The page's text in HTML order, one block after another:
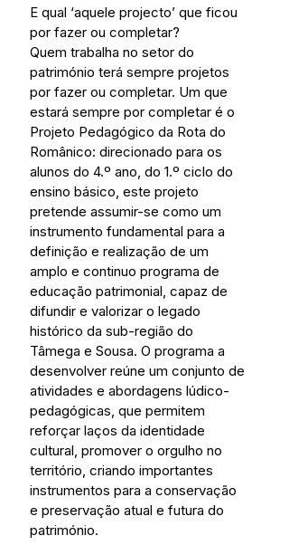
E qual ‘aquele projecto’ que ficou
por fazer ou completar?
Quem trabalha no setor do
património terá sempre projetos
por fazer ou completar. Um que
estará sempre por completar é o
Projeto Pedagógico da Rota do
Românico: direcionado para os
alunos do 4.º ano, do 1.º ciclo do
ensino básico, este projeto
pretende assumir-se como um
instrumento fundamental para a
definição e realização de um
amplo e continuo programa de
educação patrimonial, capaz de
difundir e valorizar o legado
histórico da sub-região do
Tâmega e Sousa. O programa a
desenvolver reúne um conjunto de
atividades e abordagens lúdico-
pedagógicas, que permitem
reforçar laços da identidade
cultural, promover o orgulho no
território, criando importantes
instrumentos para a conservação
e preservação atual e futura do
património.